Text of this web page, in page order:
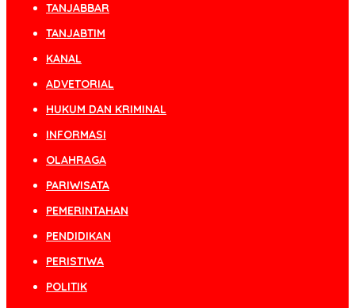
TANJABBAR
TANJABTIM
KANAL
ADVETORIAL
HUKUM DAN KRIMINAL
INFORMASI
OLAHRAGA
PARIWISATA
PEMERINTAHAN
PENDIDIKAN
PERISTIWA
POLITIK